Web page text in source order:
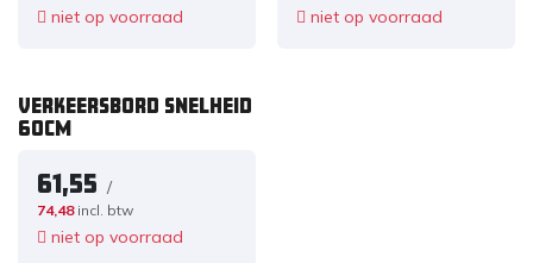
niet op voorraad niet op voorraad
VERKEERSBORD SNELHEID
60CM
61,55 /
74,48 incl. btw
niet op voorraad